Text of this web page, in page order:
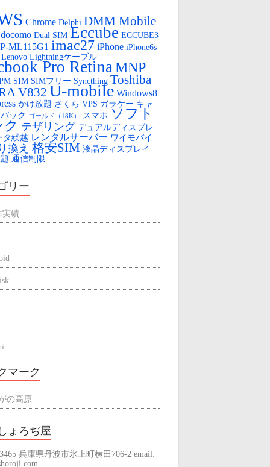
ひかり（クロスパスとPPPoEで冗長化）
Cloud VPSの盲点（AWSからの移行）
Cloud VPS 無料SSL
ボット
のLIVE配信用URLを固定する
Chrome Delphi DMM Mobile
docomo Dual SIM Eccube ECCUBE3
ML115G1 imac27 iPhone iPhone6s
Lenovo Lightningケーブル
Pro RetinaMNP
SIM SIMフリー Syncthing Toshiba
V832 U-mobile Windows8
かけ放題 さくら VPS ガラケー キャ
ック
ゴールド（18K） スマホ ソフト
テザリング デュアルディスプレ
タ繰越 レンタルサーバー ワイモバイ
換え 格安SIM 液晶ディスプレイ
通信制限
リー
実績
マーク
の高原
ょろぢ屋
兵庫県丹波市氷上町横田706-2 email: